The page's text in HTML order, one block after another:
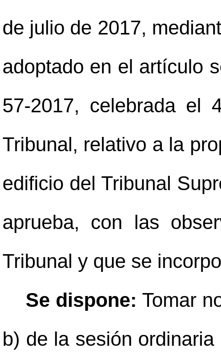
de julio de 2017,
adoptado en el artículo
57-2017, celebrada el
Tribunal, relativo a la
edificio del Tribunal
aprueba, con las
Tribunal y que se
Se dispone: Tomar
b) de la sesión